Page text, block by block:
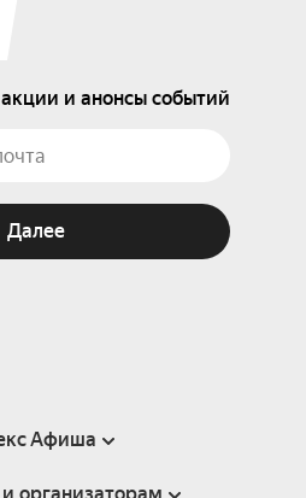
и анонсы событий
Далее
Афиша
Справка